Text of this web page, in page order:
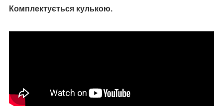
Комплектується кулькою.